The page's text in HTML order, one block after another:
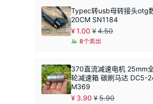
Typec转usb母转接头otg
20CM SN1184
¥1.00 ¥4.50
8个卖出
370直流减速电机 25mm
轮减速箱 碳刷马达 DC5-
M369
¥ 3.90 ¥5.90